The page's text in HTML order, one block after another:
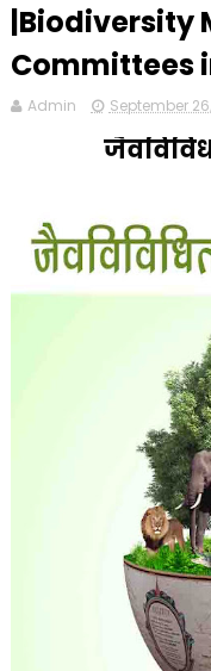
|Biodiversity
Committees
Admin September